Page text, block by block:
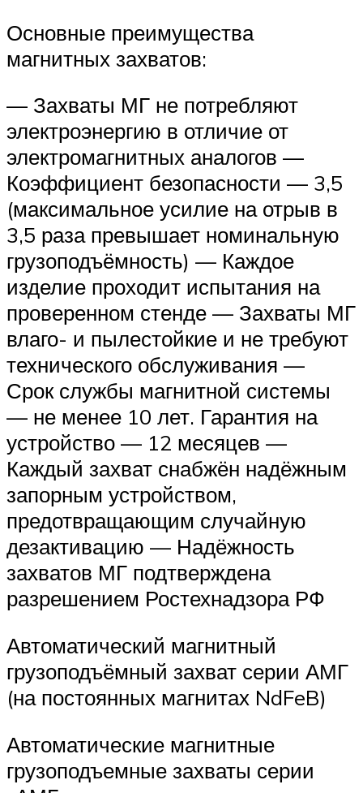
Основные преимущества
магнитных захватов:
— Захваты МГ не потребляют
электроэнергию в отличие от
электромагнитных аналогов —
Коэффициент безопасности — 3,5
(максимальное усилие на отрыв в
3,5 раза превышает номинальную
грузоподъёмность) — Каждое
изделие проходит испытания на
проверенном стенде — Захваты МГ
влаго- и пылестойкие и не требуют
технического обслуживания —
Срок службы магнитной системы
— не менее 10 лет. Гарантия на
устройство — 12 месяцев —
Каждый захват снабжён надёжным
запорным устройством,
предотвращающим случайную
дезактивацию — Надёжность
захватов МГ подтверждена
разрешением Ростехнадзора РФ
Автоматический магнитный
грузоподъёмный захват серии АМГ
(на постоянных магнитах NdFeB)
Автоматические магнитные
грузоподъемные захваты серии